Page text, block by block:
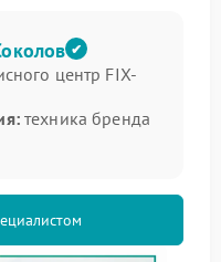
проблемы
разному. Важно
сохранить
центр FIX-
техника бренда